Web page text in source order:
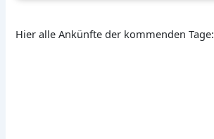
Hier alle Ankünfte der kommenden Tage: